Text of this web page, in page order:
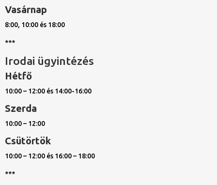
Vasárnap
8:00, 10:00 és 18:00
***
Irodai ügyintézés
Hétfő
10:00 – 12:00 és 14:00-16:00
Szerda
10:00 – 12:00
Csütörtök
10:00 – 12:00 és 16:00 – 18:00
***